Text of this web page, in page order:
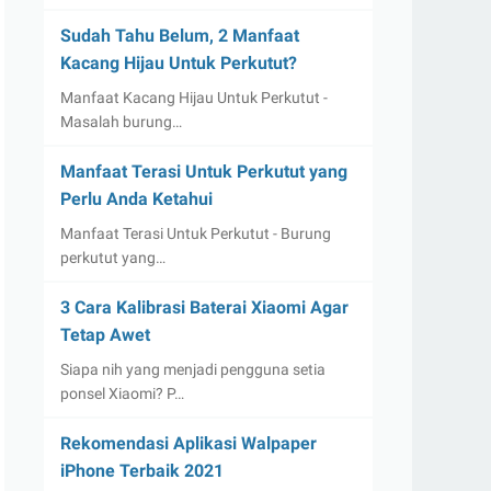
Sudah Tahu Belum, 2 Manfaat
Kacang Hijau Untuk Perkutut?
Manfaat Kacang Hijau Untuk Perkutut -
Masalah burung…
Manfaat Terasi Untuk Perkutut yang
Perlu Anda Ketahui
Manfaat Terasi Untuk Perkutut - Burung
perkutut yang…
3 Cara Kalibrasi Baterai Xiaomi Agar
Tetap Awet
Siapa nih yang menjadi pengguna setia
ponsel Xiaomi? P…
Rekomendasi Aplikasi Walpaper
iPhone Terbaik 2021